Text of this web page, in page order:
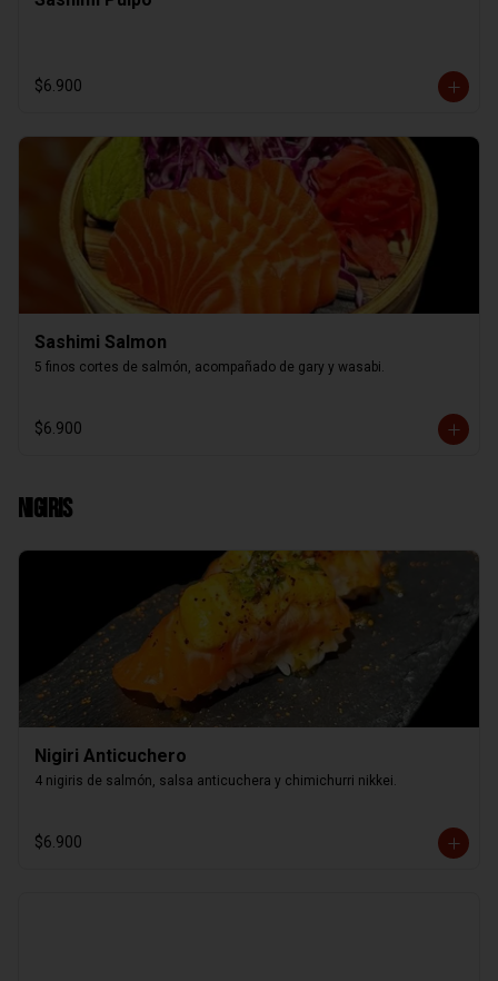
$6.900
Sashimi Salmon
5 finos cortes de salmón, acompañado de gary y wasabi.
$6.900
Nigiris
Nigiri Anticuchero
4 nigiris de salmón, salsa anticuchera y chimichurri nikkei.
$6.900